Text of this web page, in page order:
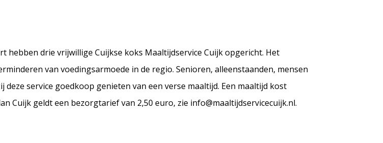
hebben drie vrijwillige Cuijkse koks Maaltijdservice Cuijk opgericht. Het
van voedingsarmoede in de regio. Senioren, alleenstaanden, mensen
service goedkoop genieten van een verse maaltijd. Een maaltijd kost
Cuijk geldt een bezorgtarief van 2,50 euro, zie info@maaltijdservicecuijk.nl.